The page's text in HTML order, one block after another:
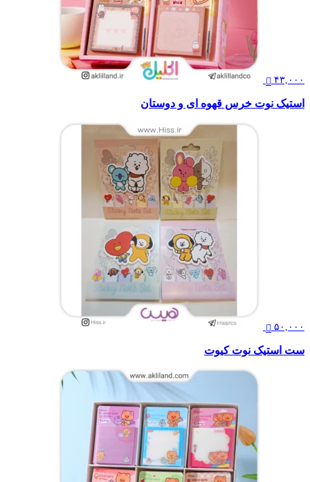
۴۳,۰۰۰
استیک نوت خرس قهوه ای و دوستان
۵۰,۰۰۰
ست استیک نوت کیوت